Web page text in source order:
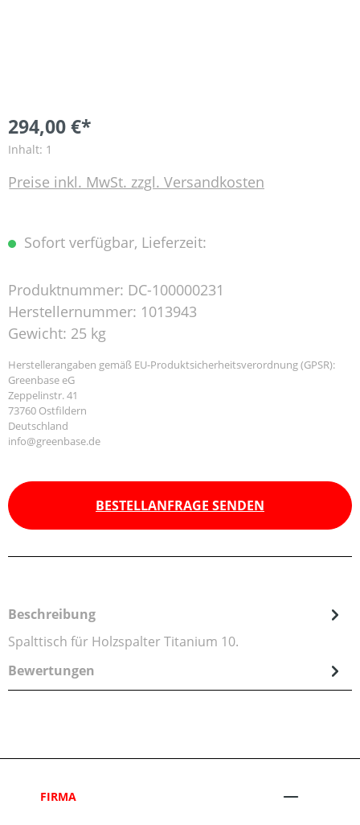
294,00 €*
Inhalt: 1
Preise inkl. MwSt. zzgl. Versandkosten
Sofort verfügbar, Lieferzeit:
Produktnummer: DC-100000231
Herstellernummer: 1013943
Gewicht: 25 kg
Herstellerangaben gemäß EU-Produktsicherheitsverordnung (GPSR):
Greenbase eG
Zeppelinstr. 41
73760 Ostfildern
Deutschland
info@greenbase.de
BESTELLANFRAGE SENDEN
Beschreibung
Spalttisch für Holzspalter Titanium 10.
Bewertungen
FIRMA